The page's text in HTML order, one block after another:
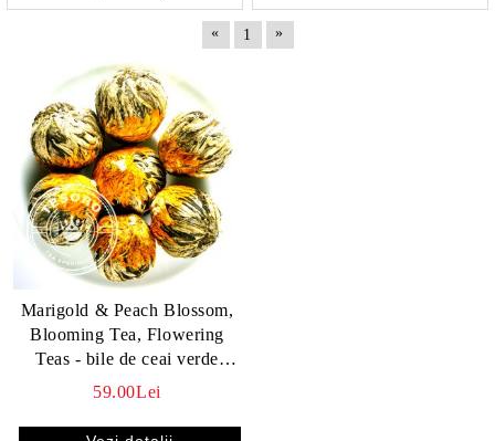
« 1 »
Marigold & Peach Blossom,
Blooming Tea, Flowering
Teas - bile de ceai verde
înfloritor cu aromă de piersică
59.00Lei